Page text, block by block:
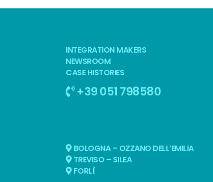
INTEGRATION MAKERS
NEWSROOM
CASE HISTORIES
+39 051 798580
BOLOGNA – OZZANO DELL’EMILIA
TREVISO – SILEA
FORLÌ